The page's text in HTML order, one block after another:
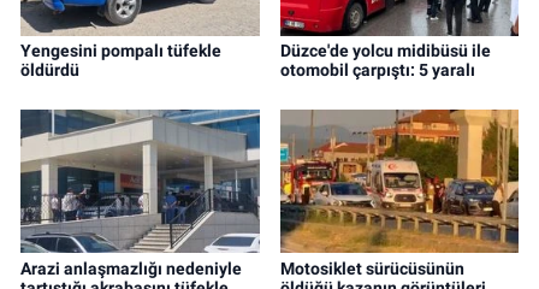
Yengesini pompalı tüfekle
öldürdü
Düzce'de yolcu midibüsü ile
otomobil çarpıştı: 5 yaralı
Arazi anlaşmazlığı nedeniyle
Motosiklet sürücüsünün